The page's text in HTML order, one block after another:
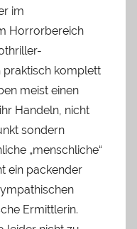
im
Horrorbereich
komplett
meist einen
Handeln, nicht
sondern
„menschliche“
ein packender
Ermittlerin.